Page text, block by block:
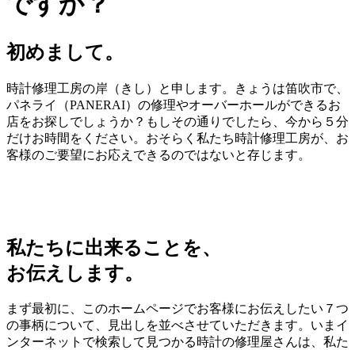
初めまして。
時計修理工房の岸（きし）と申します。きょうは笛吹市で、
パネライ（PANERAI）の修理やオーバーホールができるお
店をお探しでしょうか？もしその通りでしたら、今から５分
だけお時間をください。おそらく私たち時計修理工房が、お
客様のご要望にお応えできるのではないと存じます。
私たちに出来ることを、
お伝えします。
まず最初に、このホームページでお客様にお伝えしたい７つ
の事柄について、見出しを並べさせていただきます。いまイ
ンターネットで検索して見つかる時計の修理屋さんは、私た